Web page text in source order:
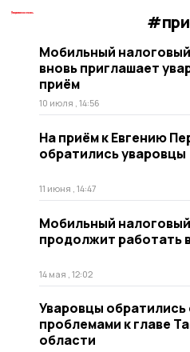
Мобильный
вновь приглашает
приём
10 июля , 14:56
На приём к Евгению
обратились уваровцы
11 июня , 14:47
Мобильный
продолжит работать
14 мая , 12:02
Уваровцы обратились
проблемами к главе
области